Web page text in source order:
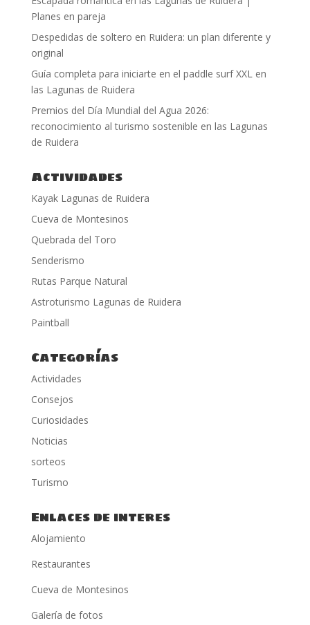
Planes en pareja
Despedidas de soltero en Ruidera: un plan diferente y
original
Guía completa para iniciarte en el paddle surf XXL en
las Lagunas de Ruidera
Premios del Día Mundial del Agua 2026:
reconocimiento al turismo sostenible en las Lagunas
de Ruidera
Actividades
Kayak Lagunas de Ruidera
Cueva de Montesinos
Quebrada del Toro
Senderismo
Rutas Parque Natural
Astroturismo Lagunas de Ruidera
Paintball
Categorías
Actividades
Consejos
Curiosidades
Noticias
sorteos
Turismo
Enlaces de interes
Alojamiento
Restaurantes
Cueva de Montesinos
Galería de fotos